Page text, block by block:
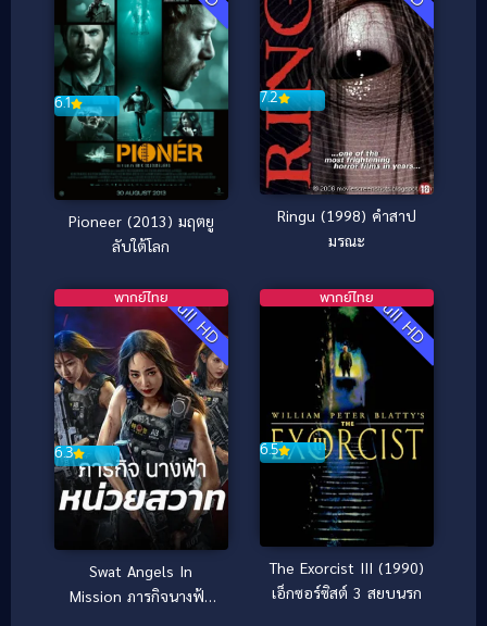
6.1
Pioneer (2013) มฤตยู
ลับใต้โลก
7.2
Ringu (1998) คำสาป
มรณะ
Full HD
6.3
พากย์ไทย
Swat Angels In
Mission ภารกิจนางฟ้า
Full HD
6.5
พากย์ไทย
The Exorcist III (1990)
เอ็กซอร์ซิสต์ 3 สยบนรก